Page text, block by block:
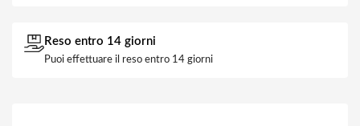
Reso entro 14 giorni
Puoi effettuare il reso entro 14 giorni